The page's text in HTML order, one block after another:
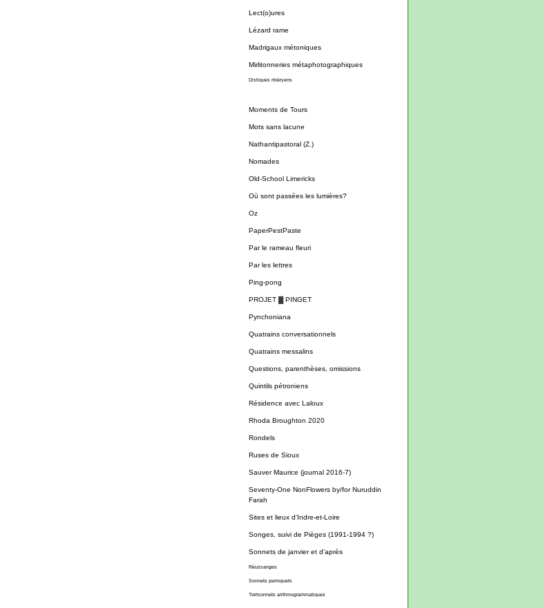
Lect(o)ures
Lézard rame
Madrigaux métoniques
Mirlitonneries métaphotographiques
Distiques ribéryens
Moments de Tours
Mots sans lacune
Nathantipastoral (Z.)
Nomades
Old-School Limericks
Où sont passées les lumières?
Oz
PaperPestPaste
Par le rameau fleuri
Par les lettres
Ping-pong
PROJET ▓ PINGET
Pynchoniana
Quatrains conversationnels
Quatrains messalins
Questions, parenthèses, omissions
Quintils pétroniens
Résidence avec Laloux
Rhoda Broughton 2020
Rondels
Ruses de Sioux
Sauver Maurice (journal 2016-7)
Seventy-One NonFlowers by/for Nuruddin
Farah
Sites et lieux d'Indre-et-Loire
Songes, suivi de Pièges (1991-1994 ?)
Sonnets de janvier et d'après
Réussanges
Sonnets perroquets
Twitsonnets arithmogrammatiques